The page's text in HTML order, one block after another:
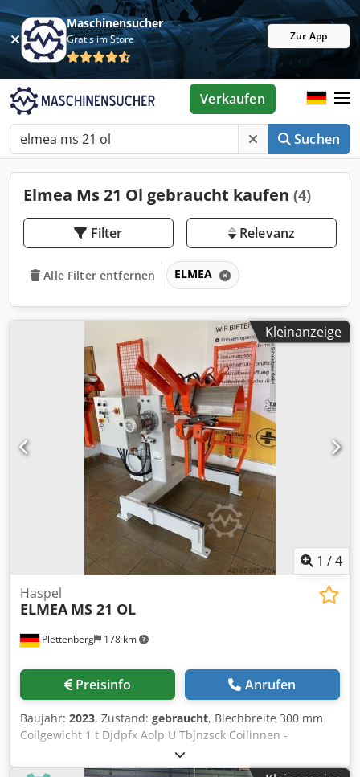
Maschinensucher
Gratis im Store Zur App
Suchen
Verkaufen
Elmea Ms 21 Ol gebraucht kaufen (4)
Filter Relevanz
Alle Filter entfernen ELMEA
Kleinanzeige
1 /4
Plettenberg 178 km
Haspel
ELMEA MS 21 OL
Preisinfo Anrufen
Baujahr: 2023, Zustand: gebraucht, Blechbreite 300 mm
Coilgewicht 1 t Djdpfx Aolp U Tbjnzsck Coilinnen -
Durchmesser 375-550 mm Coilaußen - Durchmesser 1600
mm Maschinengewicht ca. 0,5 t Raumbedarf ca.